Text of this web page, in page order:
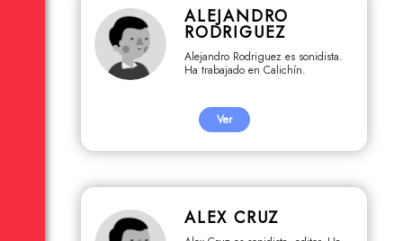
ALEJANDRO
RODRIGUEZ
Alejandro Rodriguez es sonidista.
Ha trabajado en Calichín.
Ver
ALEX CRUZ